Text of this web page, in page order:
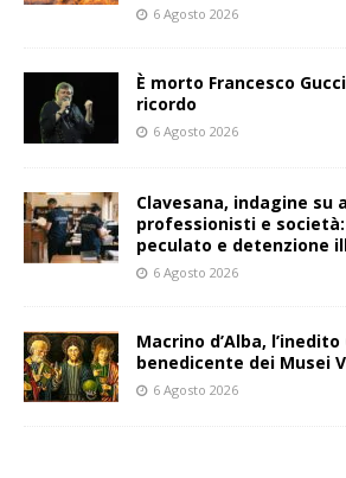
6 Agosto 2026
È morto Francesco
ricordo
6 Agosto 2026
Clavesana, indagine su
professionisti e
peculato e detenzione
6 Agosto 2026
Macrino d’Alba,
benedicente dei Musei
6 Agosto 2026